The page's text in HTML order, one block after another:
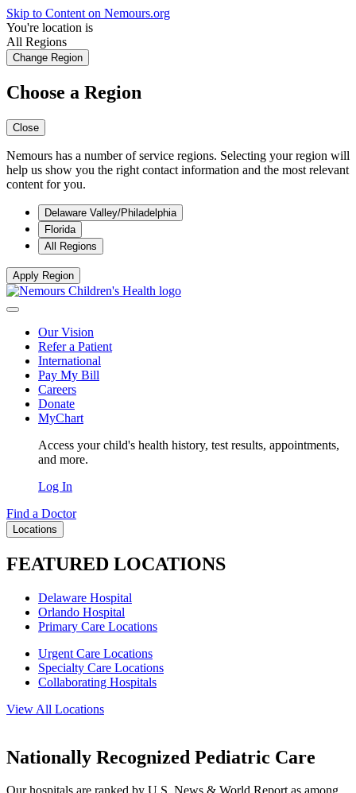
Skip to Content on Nemours.org
You're location is
All Regions
Change Region
Choose a Region
Close
Nemours has a number of service regions. Selecting your region will
help us show you the right contact information and the most relevant
content for you.
Delaware Valley/Philadelphia
Florida
All Regions
Apply Region
Our Vision
Refer a Patient
International
Pay My Bill
Careers
Donate
MyChart
Access your child's health history, test results, appointments,
and more.
Log In
Find a Doctor
Locations
FEATURED LOCATIONS
Delaware Hospital
Orlando Hospital
Primary Care Locations
Urgent Care Locations
Specialty Care Locations
Collaborating Hospitals
View All Locations
Nationally Recognized Pediatric Care